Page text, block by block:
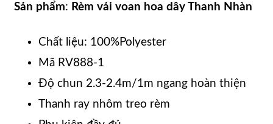
Sản phẩm: Rèm vải voan hoa dây Thanh Nhàn
Chất liệu: 100%Polyester
Mã RV888-1
Độ chun 2.3-2.4m/1m ngang hoàn thiện
Thanh ray nhôm treo rèm